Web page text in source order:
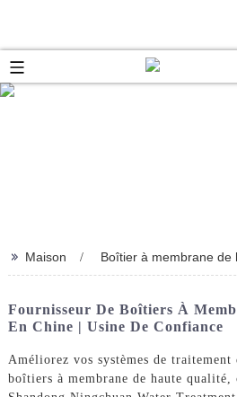
>> Maison Boîtier à membrane de
Fournisseur De Boîtiers À
En Chine | Usine De Confiance
Améliorez vos systèmes de traitement
boîtiers à membrane de haute qualité,